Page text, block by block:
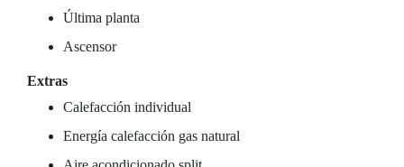
Última planta
Ascensor
Extras
Calefacción individual
Energía calefacción gas natural